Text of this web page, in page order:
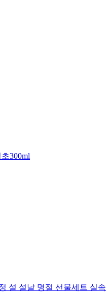
300ml
설 설날 명절 선물세트 실속